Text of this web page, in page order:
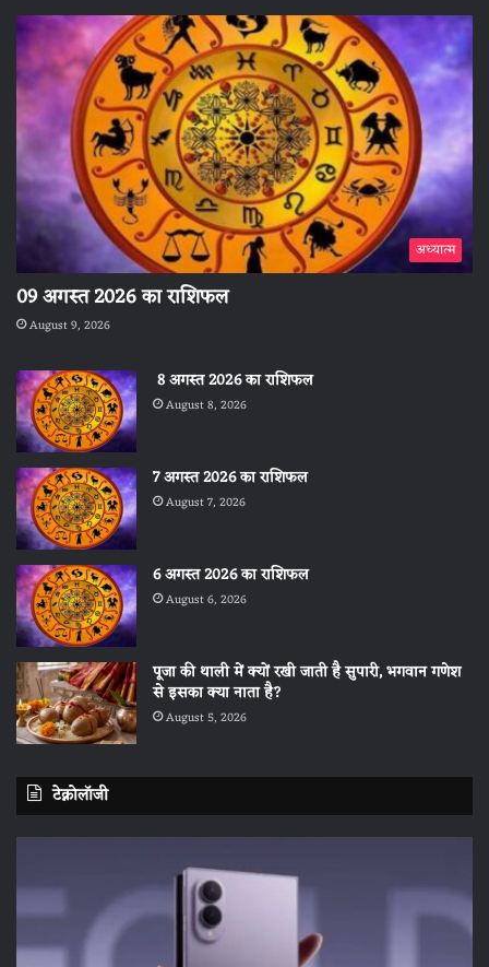
अध्यात्म
09 अगस्त 2026 का राशिफल
August 9, 2026
8 अगस्त 2026 का राशिफल
August 8, 2026
7 अगस्त 2026 का राशिफल
August 7, 2026
6 अगस्त 2026 का राशिफल
August 6, 2026
पूजा की थाली में क्यों रखी जाती है सुपारी, भगवान गणेश
से इसका क्या नाता है?
August 5, 2026
टेक्नोलॉजी